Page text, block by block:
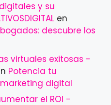
y su
en
descubre los
virtuales exitosas -
Potencia tu
digital
el ROI -